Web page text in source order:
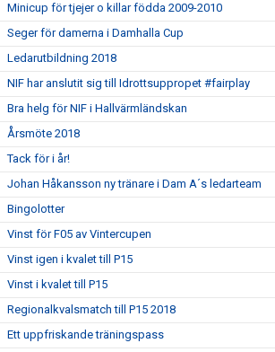
Minicup för tjejer o killar födda 2009-2010
Seger för damerna i Damhalla Cup
Ledarutbildning 2018
NIF har anslutit sig till Idrottsuppropet #fairplay
Bra helg för NIF i Hallvärmländskan
Årsmöte 2018
Tack för i år!
Johan Håkansson ny tränare i Dam A´s ledarteam
Bingolotter
Vinst för F05 av Vintercupen
Vinst igen i kvalet till P15
Vinst i kvalet till P15
Regionalkvalsmatch till P15 2018
Ett uppfriskande träningspass